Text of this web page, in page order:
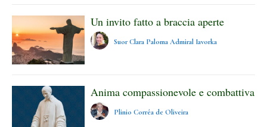
Un invito fatto a braccia aperte
Suor Clara Paloma Admiral Iavorka
Anima compassionevole e combattiva
Plinio Corrêa de Oliveira